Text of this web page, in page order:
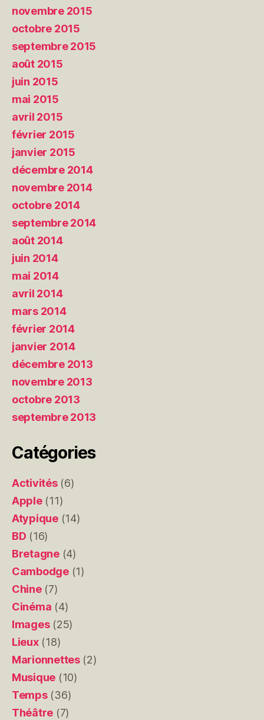
novembre 2015
octobre 2015
septembre 2015
août 2015
juin 2015
mai 2015
avril 2015
février 2015
janvier 2015
décembre 2014
novembre 2014
octobre 2014
septembre 2014
août 2014
juin 2014
mai 2014
avril 2014
mars 2014
février 2014
janvier 2014
décembre 2013
novembre 2013
octobre 2013
septembre 2013
Catégories
Activités(6)
Apple(11)
Atypique(14)
BD (16)
Bretagne(4)
Cambodge(1)
Chine(7)
Cinéma (4)
Images(25)
Lieux(18)
Marionnettes(2)
Musique (10)
Temps(36)
Théâtre (7)